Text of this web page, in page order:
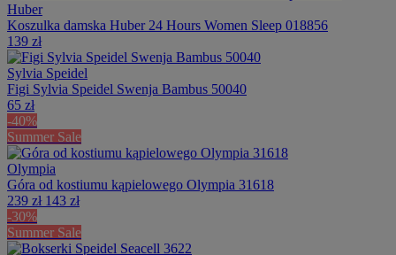
Huber
Koszulka damska Huber 24 Hours Women Sleep 018856
139 zł
Sylvia Speidel
Figi Sylvia Speidel Swenja Bambus 50040
65 zł
-40%
Summer Sale
Olympia
Góra od kostiumu kąpielowego Olympia 31618
239 zł 143 zł
-30%
Summer Sale